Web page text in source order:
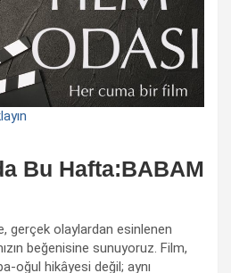
Bu Hafta:BABAM
gerçek olaylardan esinlenen
beğenisine sunuyoruz. Film,
oğul hikâyesi değil; aynı